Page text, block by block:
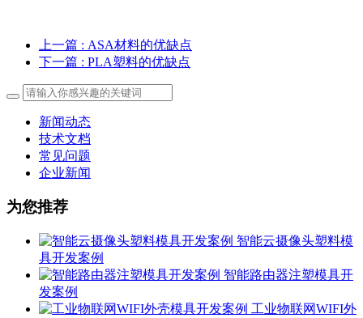
上一篇 : ASA材料的优缺点
下一篇 : PLA塑料的优缺点
新闻动态
技术文档
常见问题
企业新闻
为您推荐
智能云摄像头塑料模
具开发案例
智能路由器注塑模具开
发案例
工业物联网WIFI外